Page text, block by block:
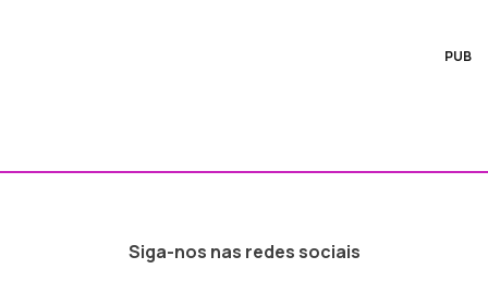
PUB
Siga-nos nas redes sociais